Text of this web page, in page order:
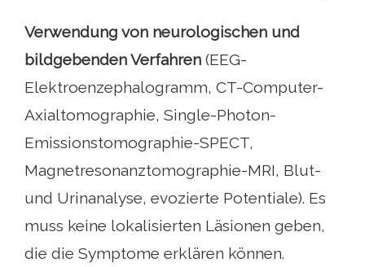
Verwendung von neurologischen und
bildgebenden Verfahren (EEG-
Elektroenzephalogramm, CT-Computer-
Axialtomographie, Single-Photon-
Emissionstomographie-SPECT,
Magnetresonanztomographie-MRI, Blut-
und Urinanalyse, evozierte Potentiale). Es
muss keine lokalisierten Läsionen geben,
die die Symptome erklären können.